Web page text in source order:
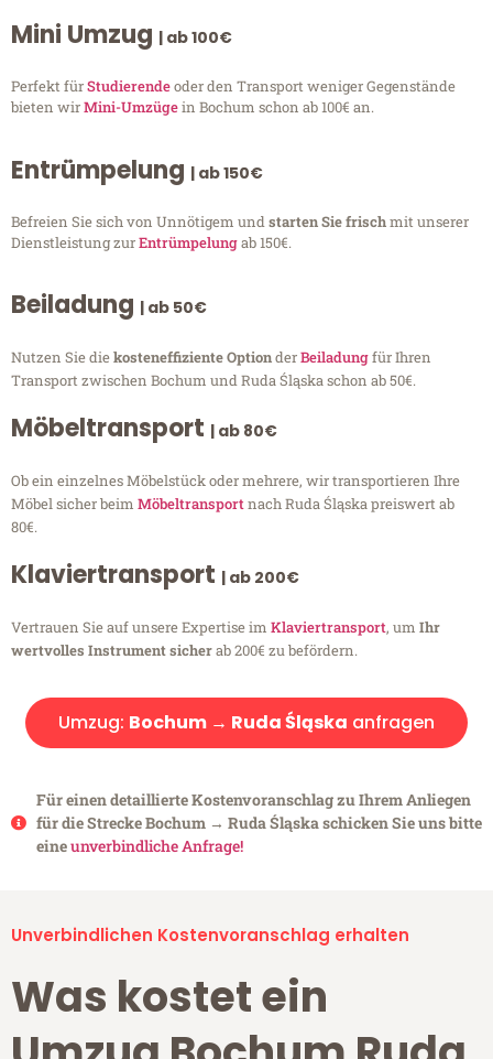
Mini Umzug | ab 100€
Perfekt fürStudierendeoder den Transport weniger Gegenstände
bieten wirMini-Umzügein Bochum schon ab 100€ an.
Entrümpelung | ab 150€
Befreien Sie sich von Unnötigem undstarten Sie frischmit unserer
Dienstleistung zurEntrümpelungab 150€.
Beiladung | ab 50€
Nutzen Sie diekosteneffiziente OptionderBeiladungfür Ihren
Transport zwischen Bochum und Ruda Śląska schon ab 50€.
Möbeltransport | ab 80€
Ob ein einzelnes Möbelstück oder mehrere, wir transportieren Ihre
Möbel sicher beim Möbeltransportnach Ruda Śląska preiswert ab
80€.
Klaviertransport | ab 200€
Vertrauen Sie auf unsere Expertise im Klaviertransport, um Ihr
wertvolles Instrument sicherab 200€ zu befördern.
Umzug: Bochum → Ruda Śląska anfragen
Für einen detaillierte Kostenvoranschlag zu Ihrem Anliegen
für die Strecke Bochum → Ruda Śląska schicken Sie uns bitte
eineunverbindliche Anfrage!
Unverbindlichen Kostenvoranschlag erhalten
Was kostet ein